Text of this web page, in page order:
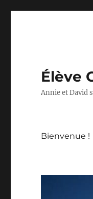
Élève
Annie et David
Bienvenue !